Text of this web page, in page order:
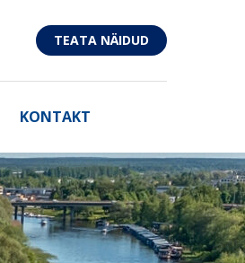
TEATA NÄIDUD
KONTAKT